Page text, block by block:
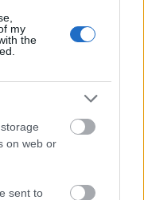
my
the
on web or
sent to